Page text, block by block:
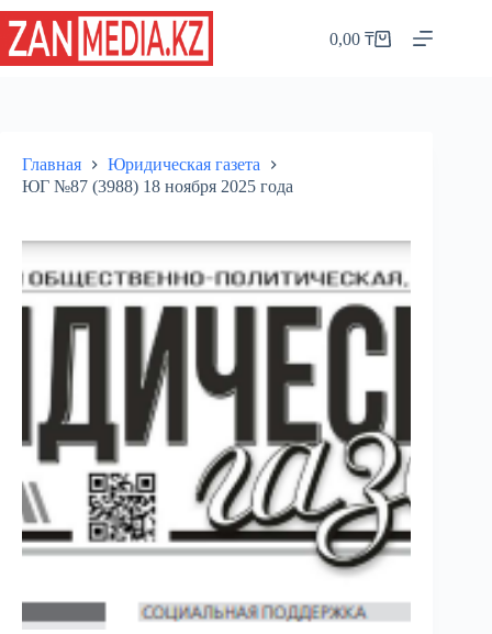
Перейти
сути
Корзина
0,00₸
Главная
Юридическая газета
ЮГ №87 (3988) 18 ноября 2025 года